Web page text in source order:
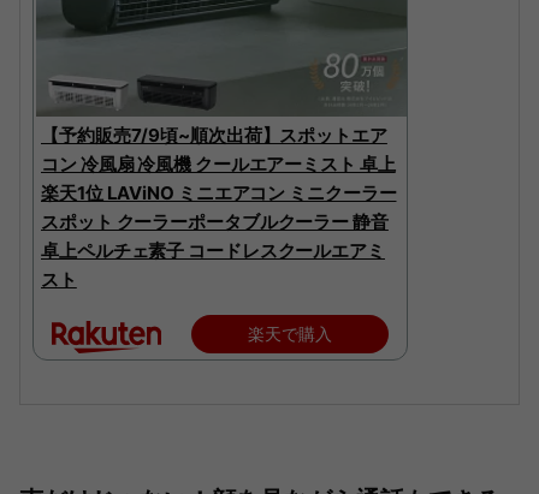
【予約販売7/9頃~順次出荷】スポットエア
コン 冷風扇 冷風機 クールエアーミスト 卓上
楽天1位 LAViNO ミニエアコン ミニクーラー
スポット クーラーポータブルクーラー 静音
卓上ペルチェ素子 コードレスクールエアミ
スト
楽天で購入